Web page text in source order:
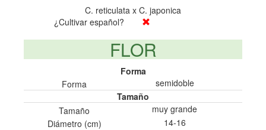
C. reticulata x C. japonica
¿Cultivar español?
FLOR
Forma
Forma
semidoble
Tamaño
Tamaño
muy grande
Diámetro (cm)
14-16